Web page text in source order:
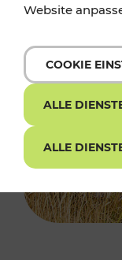
Website
COOKIE
ALLE
ALLE